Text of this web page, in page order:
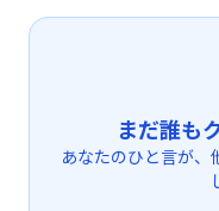
まだ誰も
あなたのひと言が、